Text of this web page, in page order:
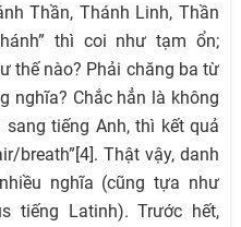
Thần, Thánh Linh, Thần
thì coi như tạm ổn;
thế nào? Phải chăng ba từ
nghĩa? Chắc hẳn là không
tiếng Anh, thì kết quả
breath”[4]. Thật vậy, danh
nghĩa (cũng tựa như
tiếng Latinh). Trước hết,